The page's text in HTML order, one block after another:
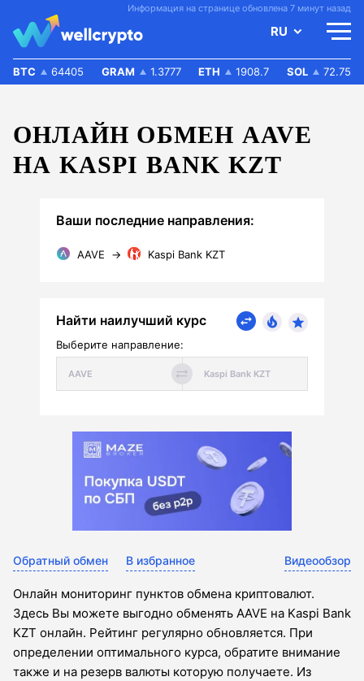
Информация на странице обновлена 7 минут назад
RU
BTC 64405 GRAM 1.3777 ETH 1908.7 SOL 72.75
ОНЛАЙН ОБМЕН AAVE
НА KASPI BANK KZT
Ваши последние направления:
AAVE → Kaspi Bank KZT
Найти наилучший курс
Выберите направление:
Обратный обмен В избранное Видеообзор
Онлайн мониторинг пунктов обмена криптовалют.
Здесь Вы можете выгодно обменять AAVE на Kaspi Bank
KZT онлайн. Рейтинг регулярно обновляется. При
определении оптимального курса, обратите внимание
также и на резерв валюты которую получаете. Из